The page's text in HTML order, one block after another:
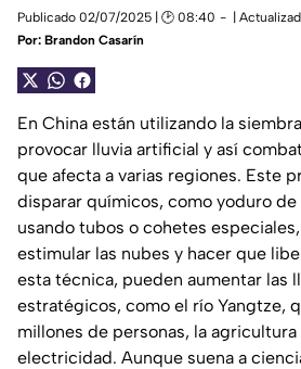
Publicado 02/07/2025 | 🕑 08:40
|
Por: Brandon Casarín
En China están utilizando la
provocar lluvia artificial y así
que afecta a varias regiones. Este
disparar químicos, como yoduro
usando tubos o cohetes
estimular las nubes y hacer que
esta técnica, pueden aumentar las
estratégicos, como el río Yangtze,
millones de personas, la
electricidad. Aunque suena a